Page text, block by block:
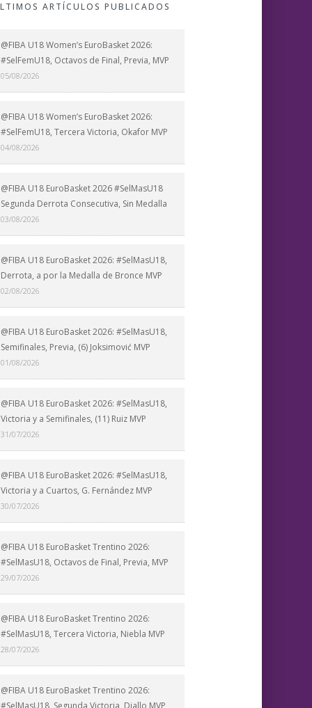
ARTÍCULOS PUBLICADOS
@FIBA U18 Women’s EuroBasket 2026:
#SelFemU18, Octavos de Final, Previa, MVP
05/08/2026
@FIBA U18 Women’s EuroBasket 2026:
#SelFemU18, Tercera Victoria, Okafor MVP
04/08/2026
@FIBA U18 EuroBasket 2026 #SelMasU18
Segunda Derrota Consecutiva, Sin Medalla
03/08/2026
@FIBA U18 EuroBasket 2026: #SelMasU18,
Derrota, a por la Medalla de Bronce MVP
02/08/2026
@FIBA U18 EuroBasket 2026: #SelMasU18,
Semifinales, Previa, (6) Joksimović MVP
01/08/2026
@FIBA U18 EuroBasket 2026: #SelMasU18,
Victoria y a Semifinales, (11) Ruiz MVP
31/07/2026
@FIBA U18 EuroBasket 2026: #SelMasU18,
Victoria y a Cuartos, G. Fernández MVP
30/07/2026
@FIBA U18 EuroBasket Trentino 2026:
#SelMasU18, Octavos de Final, Previa, MVP
29/07/2026
@FIBA U18 EuroBasket Trentino 2026:
#SelMasU18, Tercera Victoria, Niebla MVP
28/07/2026
@FIBA U18 EuroBasket Trentino 2026:
#SelMasU18, Segunda Victoria, Diallo MVP